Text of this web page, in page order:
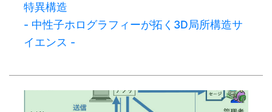
特異構造
- 中性子ホログラフィーが拓く3D局所構造サ
イエンス -